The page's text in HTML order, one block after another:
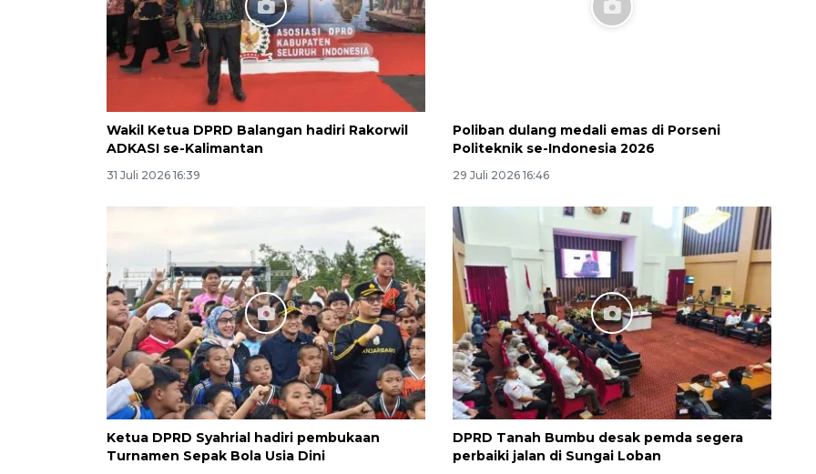
Wakil Ketua DPRD Balangan hadiri Rakorwil
ADKASI se-Kalimantan
31 Juli 2026 16:39
Poliban dulang medali emas di Porseni
Politeknik se-Indonesia 2026
29 Juli 2026 16:46
Ketua DPRD Syahrial hadiri pembukaan
Turnamen Sepak Bola Usia Dini
DPRD Tanah Bumbu desak pemda segera
perbaiki jalan di Sungai Loban
Vaksin HPV untuk siswa laki-
laki
2026-08-06 06:30:00